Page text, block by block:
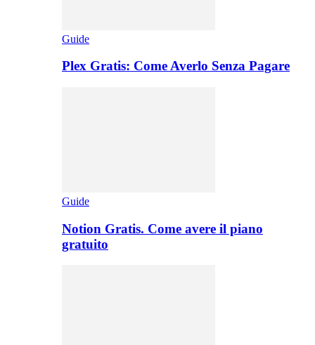
Guide
Plex Gratis: Come Averlo Senza Pagare
Guide
Notion Gratis. Come avere il piano
gratuito